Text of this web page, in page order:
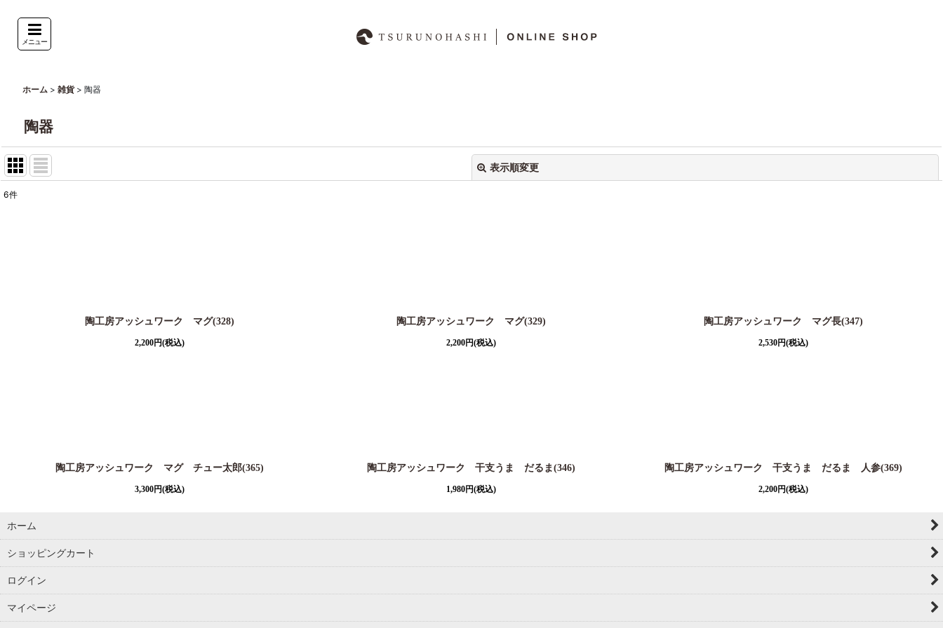
メニュー
ホーム > 雑貨 > 陶器
陶器
表示順変更
6件
陶工房アッシュワーク マグ(328)
2,200円(税込)
陶工房アッシュワーク マグ(329)
2,200円(税込)
陶工房アッシュワーク マグ長(347)
2,530円(税込)
陶工房アッシュワーク マグ チュー太郎(365)
3,300円(税込)
陶工房アッシュワーク 干支うま だるま(346)
1,980円(税込)
陶工房アッシュワーク 干支うま だるま 人参(369)
2,200円(税込)
ホーム
ショッピングカート
ログイン
マイページ